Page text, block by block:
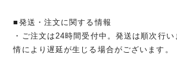
■発送・注文に関する情報
・ご注文は24時間受付中。発送は順次行
情により遅延が生じる場合がございます。